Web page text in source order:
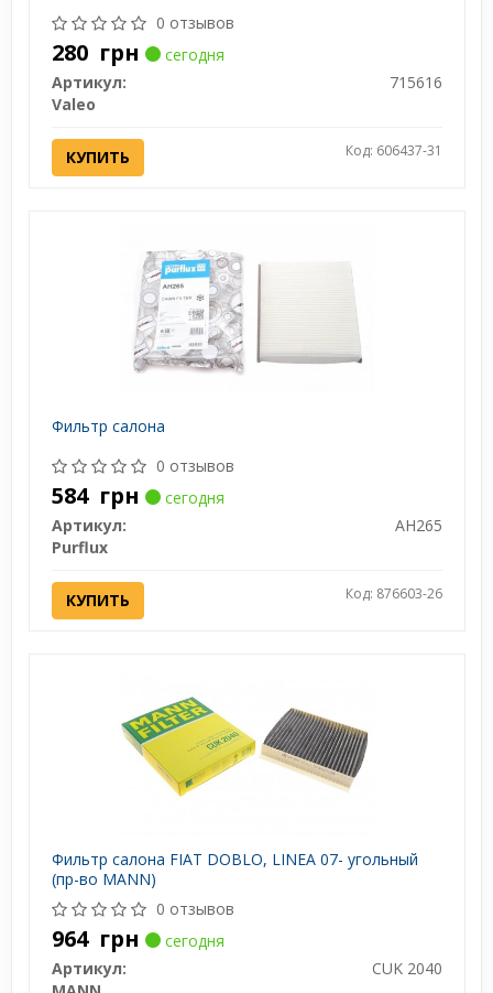
0 отзывов
280 грн
сегодня
Артикул:
715616
Valeo
КУПИТЬ Код: 606437-31
Фильтр салона
0 отзывов
584 грн
сегодня
Артикул:
AH265
Purflux
КУПИТЬ Код: 876603-26
Фильтр салона FIAT DOBLO, LINEA 07- угольный
(пр-во MANN)
0 отзывов
964 грн
сегодня
Артикул:
CUK 2040